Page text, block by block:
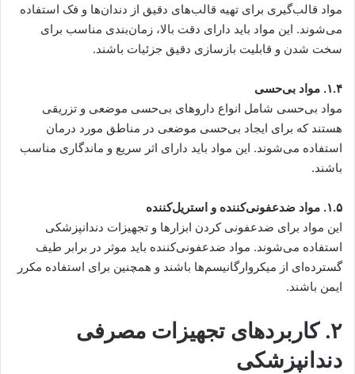
مواد قالب‌گیری برای تهیه قالب‌های دقیق از دندان‌ها و فک استفاده
می‌شوند. این مواد باید دارای دقت بالا، زمان‌بندی مناسب برای
سخت شدن و قابلیت بازسازی دقیق جزئیات باشند.
۱.۴. مواد بی‌حسی
مواد بی‌حسی شامل انواع داروهای بی‌حسی موضعی و تزریقی
هستند که برای ایجاد بی‌حسی موضعی در مناطق مورد درمان
استفاده می‌شوند. این مواد باید دارای اثر سریع و ماندگاری مناسب
باشند.
۱.۵. مواد ضدعفونی‌کننده و استریل‌کننده
این مواد برای ضدعفونی کردن ابزارها و تجهیزات دندانپزشکی
استفاده می‌شوند. مواد ضدعفونی‌کننده باید موثر در برابر طیف
گسترده‌ای از میکروارگانیسم‌ها باشند و همچنین برای استفاده مکرر
ایمن باشند.
۲. کاربردهای تجهیزات مصرفی
دندانپزشکی